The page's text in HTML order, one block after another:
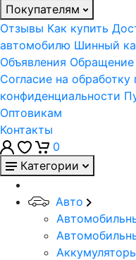
Покупателям
Отзывы Как купить
автомобилю Шинный
Объявления Обращение
Согласие на
конфиденциальности
Оптовикам
Контакты
0
Категории
Авто